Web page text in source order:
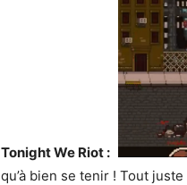
Tonight We Riot :
qu’à bien se tenir ! Tout